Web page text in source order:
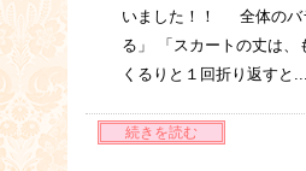
いました！！ 全体のバ
る」 「スカートの丈は
くるりと１回折り返す
続きを読む